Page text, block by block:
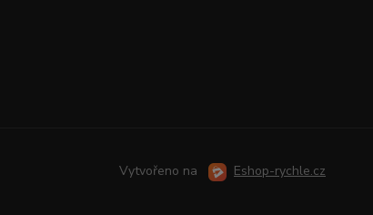
Vytvořeno na Eshop-rychle.cz